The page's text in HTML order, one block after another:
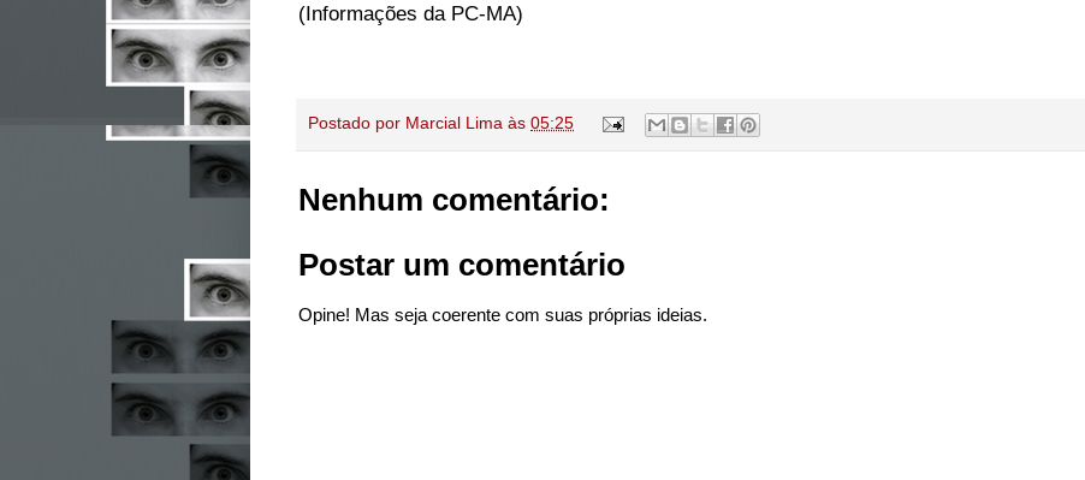
(Informações da PC-MA)
Postado por Marcial Lima às 05:25
Nenhum comentário:
Postar um comentário
Opine! Mas seja coerente com suas próprias ideias.